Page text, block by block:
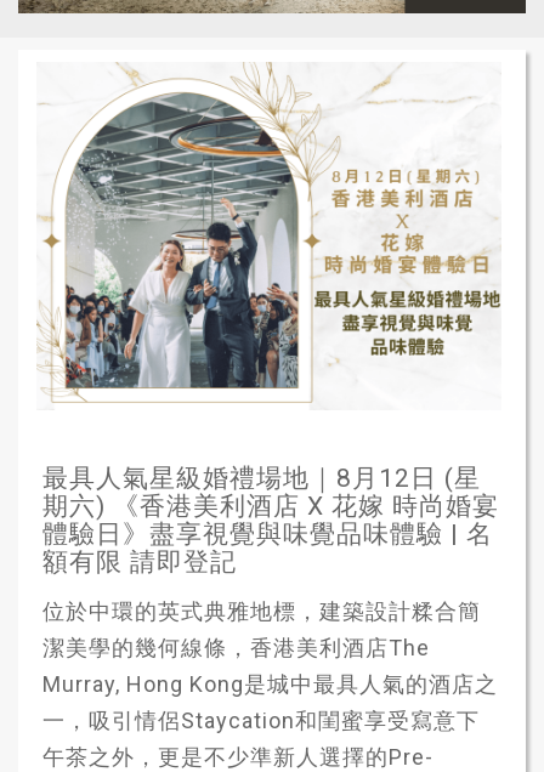
最具人氣星級婚禮場地｜8月12日 (星
期六) 《香港美利酒店 X 花嫁 時尚婚宴
體驗日》盡享視覺與味覺品味體驗 | 名
額有限 請即登記
位於中環的英式典雅地標，建築設計糅合簡
潔美學的幾何線條，香港美利酒店The
Murray, Hong Kong是城中最具人氣的酒店之
一，吸引情侶Staycation和閨蜜享受寫意下
午茶之外，更是不少準新人選擇的Pre-